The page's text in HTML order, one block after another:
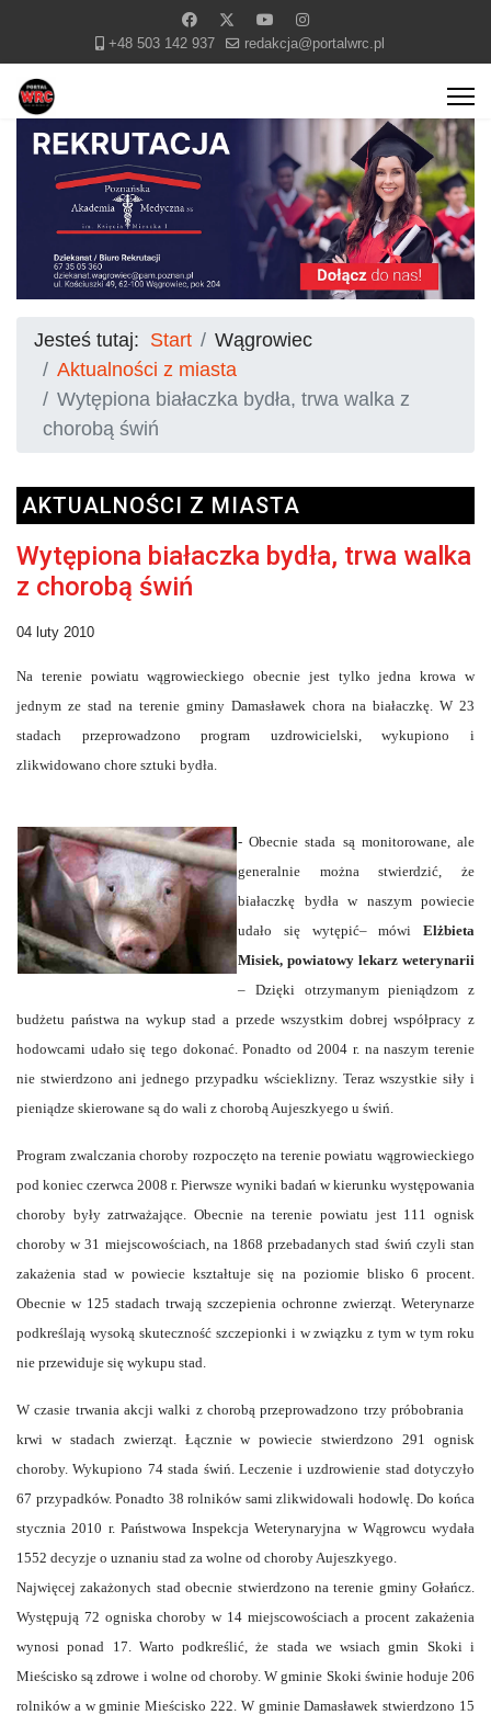
+48 503 142 937 redakcja@portalwrc.pl
Jesteś tutaj: Start
Wągrowiec
Aktualności z miasta
Wytępiona białaczka bydła, trwa walka z
chorobą świń
AKTUALNOŚCI Z MIASTA
Wytępiona białaczka bydła, trwa walka
z chorobą świń
04 luty 2010
Na terenie powiatu wągrowieckiego obecnie jest tylko jedna krowa w
jednym ze stad na terenie gminy Damasławek chora na białaczkę. W 23
stadach przeprowadzono program uzdrowicielski, wykupiono i
zlikwidowano chore sztuki bydła.
- Obecnie stada są monitorowane, ale
generalnie można stwierdzić, że
białaczkę bydła w naszym powiecie
udało się wytępić– mówi Elżbieta
Misiek, powiatowy lekarz weterynarii
– Dzięki otrzymanym pieniądzom z
budżetu państwa na wykup stad a przede wszystkim dobrej współpracy z
hodowcami udało się tego dokonać. Ponadto od 2004 r. na naszym terenie
nie stwierdzono ani jednego przypadku wścieklizny. Teraz wszystkie siły i
pieniądze skierowane są do wali z chorobą Aujeszkyego u świń.
Program zwalczania choroby rozpoczęto na terenie powiatu wągrowieckiego
pod koniec czerwca 2008 r. Pierwsze wyniki badań w kierunku występowania
choroby były zatrważające. Obecnie na terenie powiatu jest 111 ognisk
choroby w 31 miejscowościach, na 1868 przebadanych stad świń czyli stan
zakażenia stad w powiecie kształtuje się na poziomie blisko 6 procent.
Obecnie w 125 stadach trwają szczepienia ochronne zwierząt. Weterynarze
podkreślają wysoką skuteczność szczepionki i w związku z tym w tym roku
nie przewiduje się wykupu stad.
W czasie trwania akcji walki z chorobą przeprowadzono trzy próbobrania
krwi w stadach zwierząt. Łącznie w powiecie stwierdzono 291 ognisk
choroby. Wykupiono 74 stada świń. Leczenie i uzdrowienie stad dotyczyło
67 przypadków. Ponadto 38 rolników sami zlikwidowali hodowlę. Do końca
stycznia 2010 r. Państwowa Inspekcja Weterynaryjna w Wągrowcu wydała
1552 decyzje o uznaniu stad za wolne od choroby Aujeszkyego.
Najwięcej zakażonych stad obecnie stwierdzono na terenie gminy Gołańcz.
Występują 72 ogniska choroby w 14 miejscowościach a procent zakażenia
wynosi ponad 17. Warto podkreślić, że stada we wsiach gmin Skoki i
Mieścisko są zdrowe i wolne od choroby. W gminie Skoki świnie hoduje 206
rolników a w gminie Mieścisko 222. W gminie Damasławek stwierdzono 15